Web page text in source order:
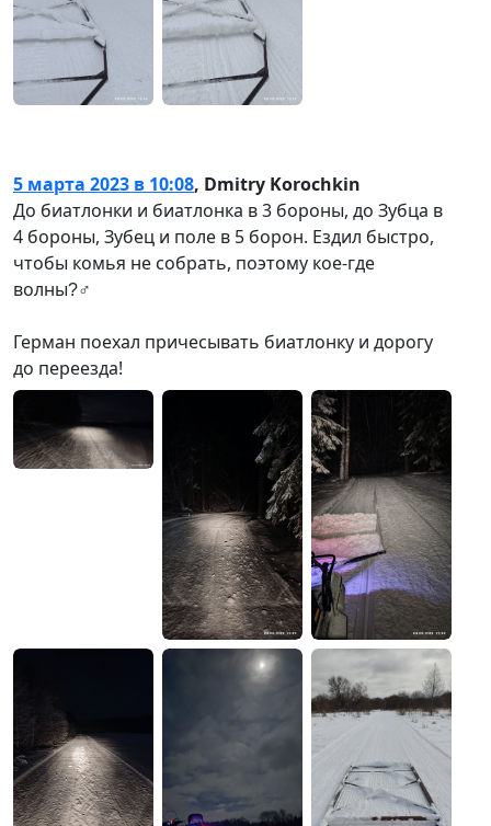
5 марта 2023 в 10:08, Dmitry Korochkin
До биатлонки и биатлонка в 3 бороны, до Зубца в
4 бороны, Зубец и поле в 5 борон. Ездил быстро,
чтобы комья не собрать, поэтому кое-где
волны?‍♂
Герман поехал причесывать биатлонку и дорогу
до переезда!